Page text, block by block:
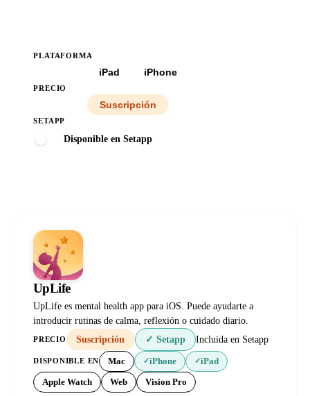
PLATAFORMA
iPad iPhone
PRECIO
Suscripción
SETAPP
Disponible en Setapp
UpLife
UpLife es mental health app para iOS. Puede ayudarte a
introducir rutinas de calma, reflexión o cuidado diario.
PRECIO Suscripción ✓ Setapp Incluida en Setapp
DISPONIBLE EN Mac ✓iPhone ✓iPad
Apple Watch Web Vision Pro